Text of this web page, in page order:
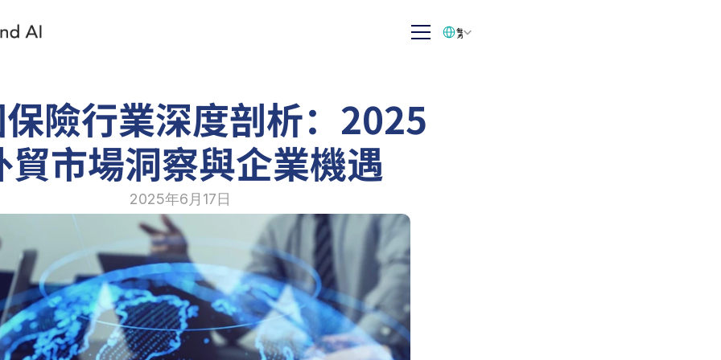
險行業深度剖析：2025
貿市場洞察與企業機遇
2025年6月17日
繁体中文